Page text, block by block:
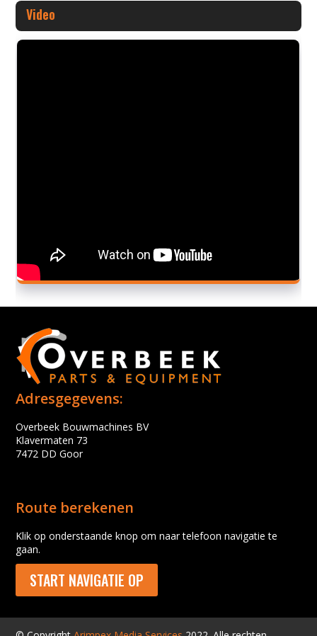
Video
Adresgegevens:
Overbeek Bouwmachines BV
Klavermaten 73
7472 DD Goor
Route berekenen
Klik op onderstaande knop om naar telefoon navigatie te
gaan.
START NAVIGATIE OP